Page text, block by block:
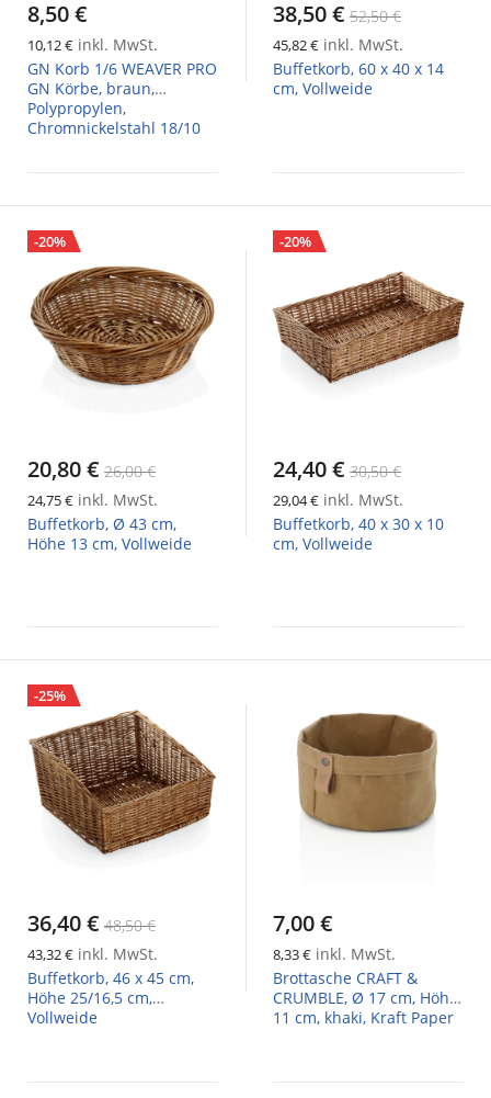
8,50 €
10,12 € inkl. MwSt.
GN Korb 1/6 WEAVER PRO
GN Körbe, braun,
Polypropylen,
Chromnickelstahl 18/10
38,50 € 52,50 €
45,82 € inkl. MwSt.
Buffetkorb, 60 x 40 x 14
cm, Vollweide
-20%
20,80 € 26,00 €
24,75 € inkl. MwSt.
Buffetkorb, Ø 43 cm,
Höhe 13 cm, Vollweide
-20%
24,40 € 30,50 €
29,04 € inkl. MwSt.
Buffetkorb, 40 x 30 x 10
cm, Vollweide
-25%
36,40 € 48,50 €
43,32 € inkl. MwSt.
Buffetkorb, 46 x 45 cm,
Höhe 25/16,5 cm,
Vollweide
7,00 €
8,33 € inkl. MwSt.
Brottasche CRAFT &
CRUMBLE, Ø 17 cm, Höhe
11 cm, khaki, Kraft Paper